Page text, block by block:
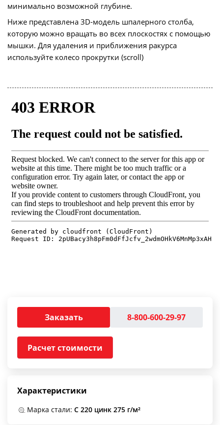
минимально возможной глубине.
Ниже представлена 3D-модель шпалерного столба,
которую можно вращать во всех плоскостях с помощью
мышки. Для удаления и приближения ракурса
используйте колесо прокрутки (scroll)
Заказать 8-800-600-29-97
Расчет стоимости
Характеристики
Марка стали: С 220 цинк 275 г/м²